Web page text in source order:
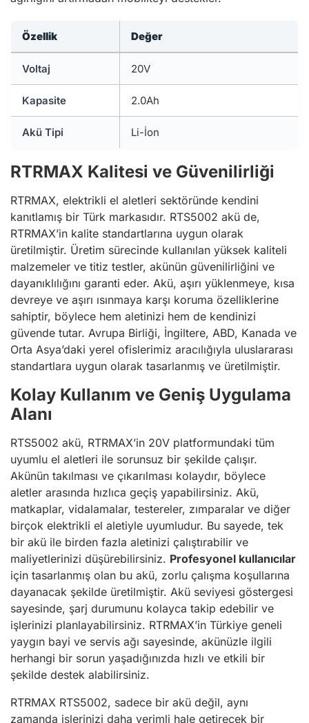
Özellik Değer
Voltaj 20V
Kapasite 2.0Ah
Akü Tipi Li-İon
RTRMAX Kalitesi ve Güvenilirliği
RTRMAX, elektrikli el aletleri sektöründe kendini
kanıtlamış bir Türk markasıdır. RTS5002 akü de,
RTRMAX’in kalite standartlarına uygun olarak
üretilmiştir. Üretim sürecinde kullanılan yüksek kaliteli
malzemeler ve titiz testler, akünün güvenilirliğini ve
dayanıklılığını garanti eder. Akü, aşırı yüklenmeye, kısa
devreye ve aşırı ısınmaya karşı koruma özelliklerine
sahiptir, böylece hem aletinizi hem de kendinizi
güvende tutar. Avrupa Birliği, İngiltere, ABD, Kanada ve
Orta Asya’daki yerel ofislerimiz aracılığıyla uluslararası
standartlara uygun olarak tasarlanmış ve üretilmiştir.
Kolay Kullanım ve Geniş Uygulama
Alanı
RTS5002 akü, RTRMAX’in 20V platformundaki tüm
uyumlu el aletleri ile sorunsuz bir şekilde çalışır.
Akünün takılması ve çıkarılması kolaydır, böylece
aletler arasında hızlıca geçiş yapabilirsiniz. Akü,
matkaplar, vidalamalar, testereler, zımparalar ve diğer
birçok elektrikli el aletiyle uyumludur. Bu sayede, tek
bir akü ile birden fazla aletinizi çalıştırabilir ve
maliyetlerinizi düşürebilirsiniz. Profesyonel kullanıcılar
için tasarlanmış olan bu akü, zorlu çalışma koşullarına
dayanacak şekilde üretilmiştir. Akü seviyesi göstergesi
sayesinde, şarj durumunu kolayca takip edebilir ve
işlerinizi planlayabilirsiniz. RTRMAX’in Türkiye geneli
yaygın bayi ve servis ağı sayesinde, akünüzle ilgili
herhangi bir sorun yaşadığınızda hızlı ve etkili bir
şekilde destek alabilirsiniz.
RTRMAX RTS5002, sadece bir akü değil, aynı
zamanda işlerinizi daha verimli hale getirecek bir